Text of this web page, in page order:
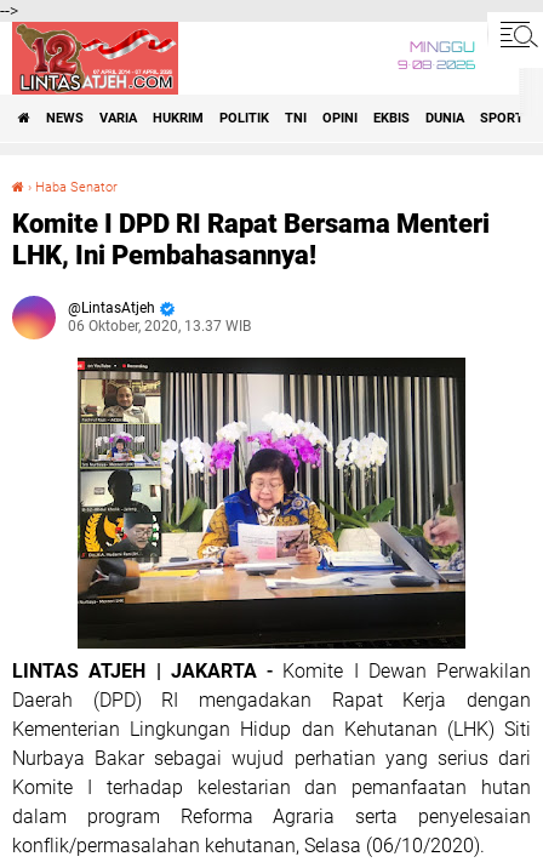
-->
MINGGU
9•08•2026
NEWS VARIA HUKRIM POLITIK TNI OPINI EKBIS DUNIA SPORT
› Haba Senator
Komite I DPD RI Rapat Bersama Menteri
LHK, Ini Pembahasannya!
LintasAtjeh
06 Oktober, 2020, 13.37 WIB
LINTAS ATJEH | JAKARTA- Komite I Dewan Perwakilan
Daerah (DPD) RI mengadakan Rapat Kerja dengan
Kementerian Lingkungan Hidup dan Kehutanan (LHK) Siti
Nurbaya Bakar sebagai wujud perhatian yang serius dari
Komite I terhadap kelestarian dan pemanfaatan hutan
dalam program Reforma Agraria serta penyelesaian
konflik/permasalahan kehutanan, Selasa (06/10/2020).